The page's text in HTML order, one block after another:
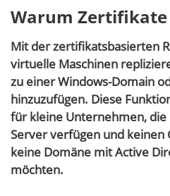
Warum Zertifikate
Mit der zertifikatsbasierten
virtuelle Maschinen
zu einer Windows-Domain
hinzuzufügen. Diese
für kleine Unternehmen,
Server verfügen und
keine Domäne mit Active
möchten.